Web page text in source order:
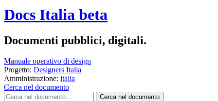
Docs Italia beta
Documenti pubblici, digitali.
Manuale operativo di design
Progetto: Designers Italia
Amministrazione: italia
Cerca nel documento
Cerca nel documento